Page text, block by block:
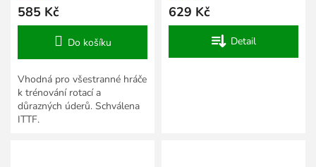
585 Kč
Do košíku
Vhodná pro všestranné hráče
k trénování rotací a
důrazných úderů. Schválena
ITTF.
629 Kč
Detail